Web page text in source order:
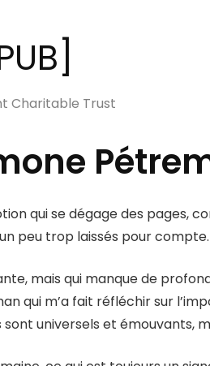
Charitable Trust
qui se dégage des pages,
peu trop laissés pour compte.
mais qui manque de
qui m’a fait réfléchir sur
universels et émouvants,